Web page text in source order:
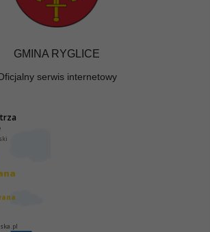
GMINA RYGLICE
serwis internetowy